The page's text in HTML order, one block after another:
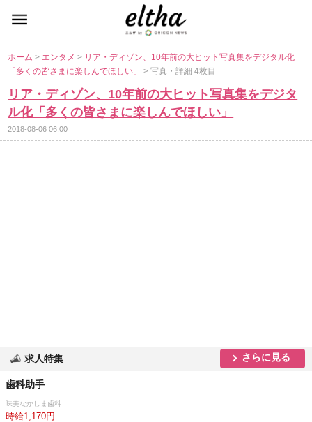
ホーム> エンタメ> リア・ディゾン、10年前の大ヒット写真集をデジタル化
「多くの皆さまに楽しんでほしい」> 写真・詳細 4枚目
リア・ディゾン、10年前の大ヒット写真集をデジタ
ル化「多くの皆さまに楽しんでほしい」
2018-08-06 06:00
求人特集 さらに見る
歯科助手
味美なかしま歯科
時給1,170円